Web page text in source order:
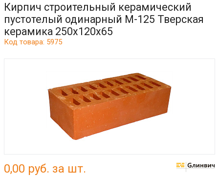
Кирпич строительный керамический
пустотелый одинарный М-125 Тверская
керамика 250х120х65
Код товара: 5975
0,00 руб. за шт.